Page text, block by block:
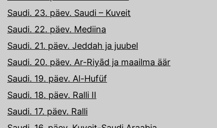
Saudi. 23. päev. Saudi – Kuveit
Saudi. 22. päev. Mediina
Saudi. 21. päev. Jeddah ja juubel
Saudi. 20. päev. Ar-Riyād ja maailma äär
Saudi. 19. päev. Al-Hufüf
Saudi. 18. päev. Ralli II
Saudi. 17. päev. Ralli